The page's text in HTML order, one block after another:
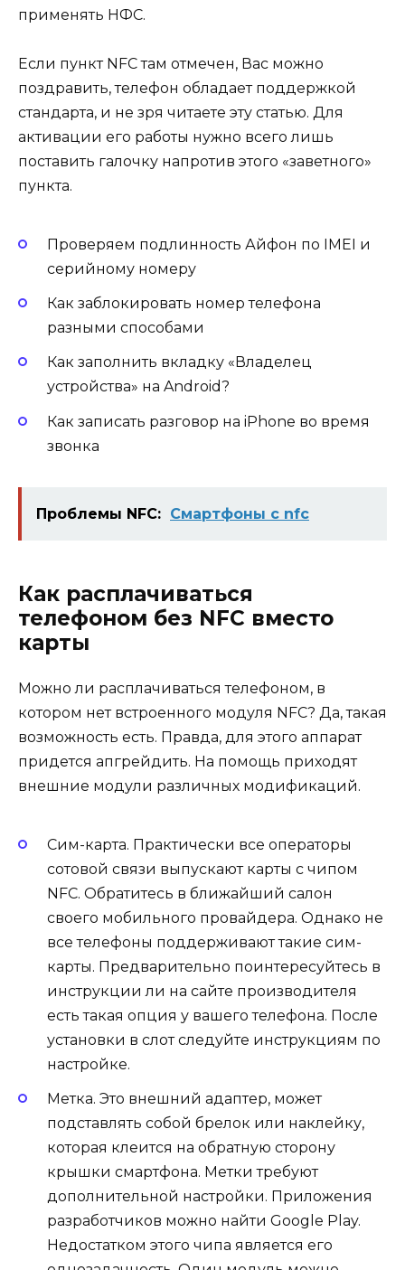
применять НФС.
Если пункт NFC там отмечен, Вас можно
поздравить, телефон обладает поддержкой
стандарта, и не зря читаете эту статью. Для
активации его работы нужно всего лишь
поставить галочку напротив этого «заветного»
пункта.
Проверяем подлинность Айфон по IMEI и
серийному номеру
Как заблокировать номер телефона
разными способами
Как заполнить вкладку «Владелец
устройства» на Android?
Как записать разговор на iPhone во время
звонка
Проблемы NFC: Смартфоны c nfc
Как расплачиваться
телефоном без NFC вместо
карты
Можно ли расплачиваться телефоном, в
котором нет встроенного модуля NFC? Да, такая
возможность есть. Правда, для этого аппарат
придется апгрейдить. На помощь приходят
внешние модули различных модификаций.
Сим-карта. Практически все операторы
сотовой связи выпускают карты с чипом
NFC. Обратитесь в ближайший салон
своего мобильного провайдера. Однако не
все телефоны поддерживают такие сим-
карты. Предварительно поинтересуйтесь в
инструкции ли на сайте производителя
есть такая опция у вашего телефона. После
установки в слот следуйте инструкциям по
настройке.
Метка. Это внешний адаптер, может
подставлять собой брелок или наклейку,
которая клеится на обратную сторону
крышки смартфона. Метки требуют
дополнительной настройки. Приложения
разработчиков можно найти Google Play.
Недостатком этого чипа является его